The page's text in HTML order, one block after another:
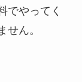
でやってく
せん。